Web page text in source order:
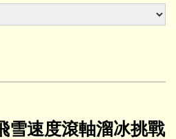
雪速度滾軸溜冰挑戰